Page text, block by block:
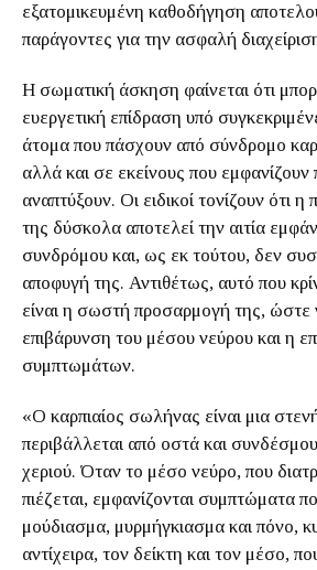
εξατομικευμένη καθοδήγηση
παράγοντες για την ασφαλή
Η σωματική άσκηση φαίνεται ότι
ευεργετική επίδραση υπό
άτομα που πάσχουν από σύνδρομο
αλλά και σε εκείνους που
αναπτύξουν. Οι ειδικοί τονίζουν ότι
της δύσκολα αποτελεί την αιτία
συνδρόμου και, ως εκ τούτου, δεν
αποφυγή της. Αντιθέτως, αυτό που
είναι η σωστή προσαρμογή της, ώστε
επιβάρυνση του μέσου νεύρου και η
συμπτωμάτων.
«Ο καρπιαίος σωλήνας είναι μια
περιβάλλεται από οστά και
χεριού. Όταν το μέσο νεύρο, που
πιέζεται, εμφανίζονται συμπτώματα
μούδιασμα, μυρμήγκιασμα και πόνο,
αντίχειρα, τον δείκτη και τον μέσο,